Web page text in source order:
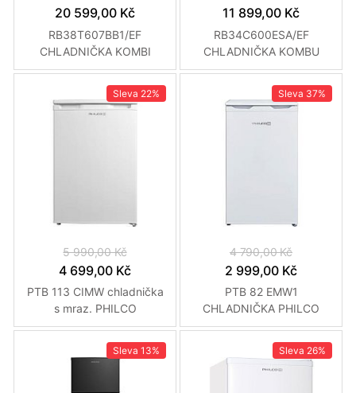
20 599,00 Kč
RB38T607BB1/EF
CHLADNIČKA KOMBI
SAMSUNG
11 899,00 Kč
RB34C600ESA/EF
CHLADNIČKA KOMBU
SAMSUNG
Sleva 22%
5 990,00 Kč
4 699,00 Kč
PTB 113 CIMW chladnička
s mraz. PHILCO
Sleva 37%
4 790,00 Kč
2 999,00 Kč
PTB 82 EMW1
CHLADNIČKA PHILCO
Sleva 13% Sleva 26%